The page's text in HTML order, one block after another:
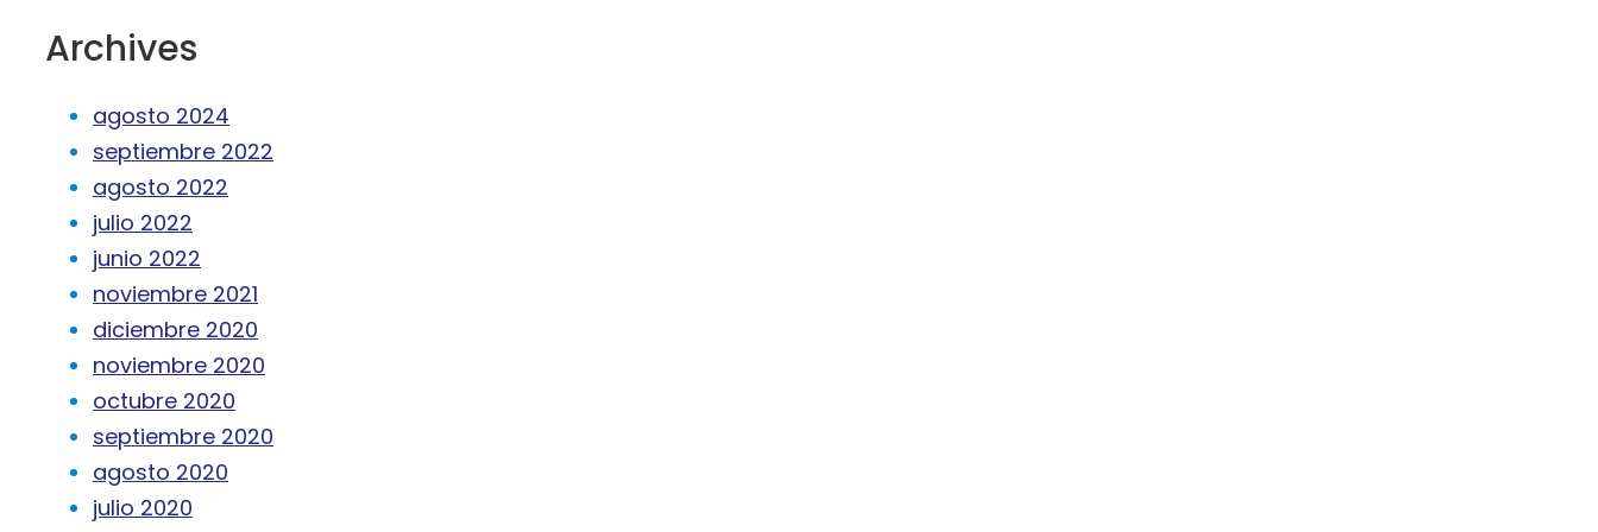
Archives
agosto 2024
septiembre 2022
agosto 2022
julio 2022
junio 2022
noviembre 2021
diciembre 2020
noviembre 2020
octubre 2020
septiembre 2020
agosto 2020
julio 2020